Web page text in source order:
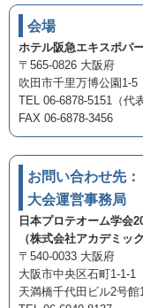
会場
ホテル阪急エキスポパ
〒565-0826 大阪府
吹田市千里万博公園1-5
TEL 06-6878-5151（代表
FAX 06-6878-3456
お問い合わせ先：
大会運営事務局
日本プロテオーム学会
（株式会社アカデミッ
〒540-0033 大阪府
大阪市中央区石町1-1-1
天満橋千代田ビル2号館